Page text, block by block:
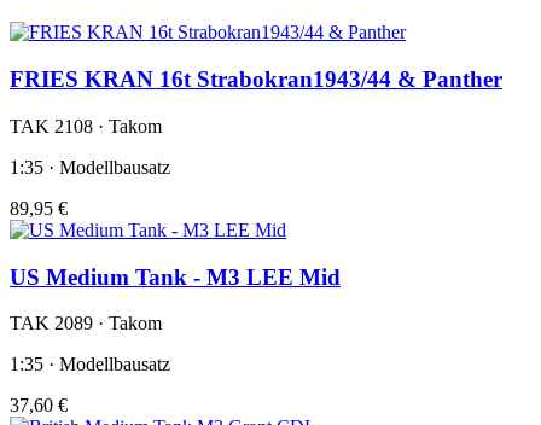
FRIES KRAN 16t Strabokran1943/44 & Panther
TAK 2108 · Takom
1:35 · Modellbausatz
89,95 €
US Medium Tank - M3 LEE Mid
TAK 2089 · Takom
1:35 · Modellbausatz
37,60 €